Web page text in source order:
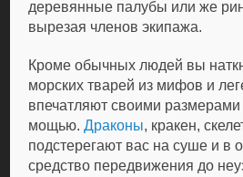
деревянные палубы или же
вырезая членов экипажа.
Кроме обычных людей вы
морских тварей из мифов и
впечатляют своими
мощью.Драконы, кракен,
подстерегают вас на суше и в
средство передвижения до